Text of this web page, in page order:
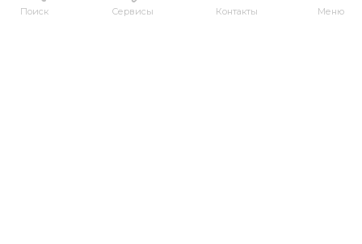
Поиск Сервисы Контакты Меню